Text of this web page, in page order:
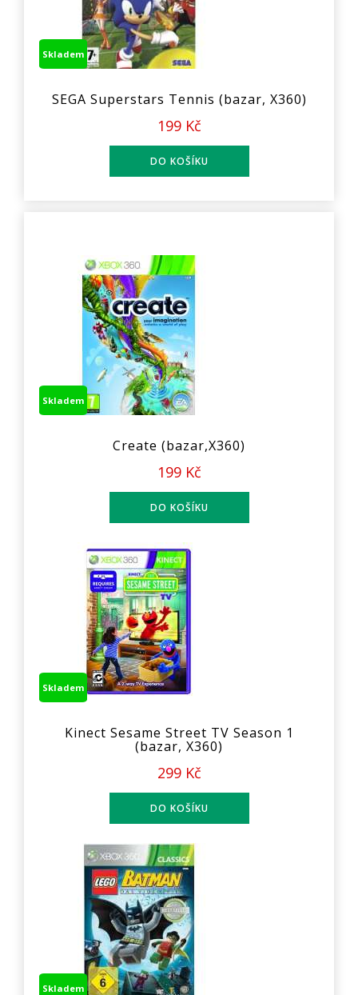
Skladem
SEGA Superstars Tennis (bazar, X360)
199 Kč
Skladem
Create (bazar,X360)
199 Kč
Skladem
Kinect Sesame Street TV Season 1
(bazar, X360)
299 Kč
Skladem